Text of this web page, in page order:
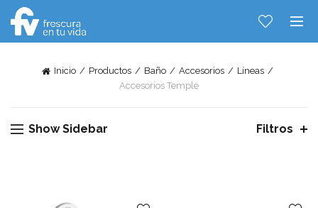
Inicio Productos Baño Accesorios
Líneas
Accesorios Temple
Show Sidebar Filtros